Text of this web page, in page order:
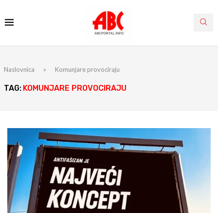
Naslovnica » Komunjare provociraju
TAG: KOMUNJARE PROVOCIRAJU